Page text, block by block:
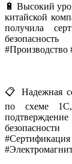
🔋 Высокий
китайской
получила
#Производство
📋 Надежная
по схеме 1С,